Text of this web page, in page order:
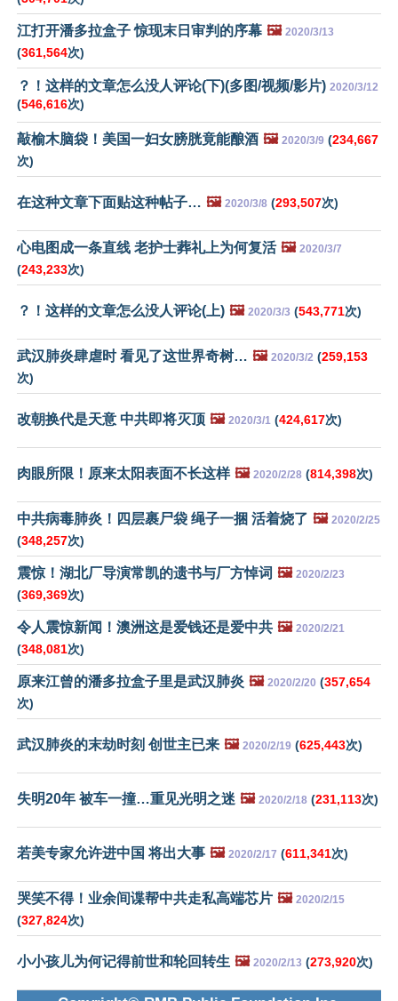
江打开潘多拉盒子 惊现末日审判的序幕 🖼️ 2020/3/13
(361,564次)
？！这样的文章怎么没人评论(下)(多图/视频/影片) 2020/3/12
(546,616次)
敲榆木脑袋！美国一妇女膀胱竟能酿酒 🖼️ 2020/3/9 (234,667
次)
在这种文章下面贴这种帖子… 🖼️ 2020/3/8 (293,507次)
心电图成一条直线 老护士葬礼上为何复活 🖼️ 2020/3/7
(243,233次)
？！这样的文章怎么没人评论(上) 🖼️ 2020/3/3 (543,771次)
武汉肺炎肆虐时 看见了这世界奇树… 🖼️ 2020/3/2 (259,153
次)
改朝换代是天意 中共即将灭顶 🖼️ 2020/3/1 (424,617次)
肉眼所限！原来太阳表面不长这样 🖼️ 2020/2/28 (814,398次)
中共病毒肺炎！四层裹尸袋 绳子一捆 活着烧了 🖼️ 2020/2/25
(348,257次)
震惊！湖北厂导演常凯的遗书与厂方悼词 🖼️ 2020/2/23
(369,369次)
令人震惊新闻！澳洲这是爱钱还是爱中共 🖼️ 2020/2/21
(348,081次)
原来江曾的潘多拉盒子里是武汉肺炎 🖼️ 2020/2/20 (357,654
次)
武汉肺炎的末劫时刻 创世主已来 🖼️ 2020/2/19 (625,443次)
失明20年 被车一撞…重见光明之迷 🖼️ 2020/2/18 (231,113次)
若美专家允许进中国 将出大事 🖼️ 2020/2/17 (611,341次)
哭笑不得！业余间谍帮中共走私高端芯片 🖼️ 2020/2/15
(327,824次)
小小孩儿为何记得前世和轮回转生 🖼️ 2020/2/13 (273,920次)